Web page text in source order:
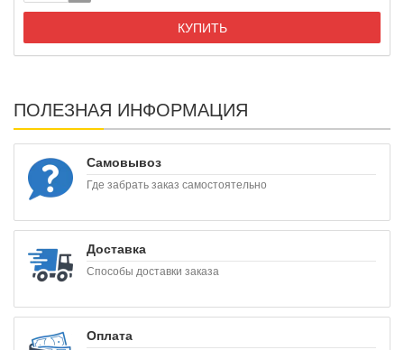
КУПИТЬ
ПОЛЕЗНАЯ ИНФОРМАЦИЯ
Самовывоз
Где забрать заказ самостоятельно
Доставка
Способы доставки заказа
Оплата